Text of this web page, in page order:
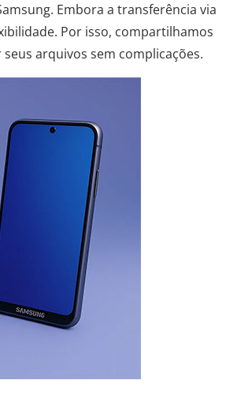
Embora a transferência via
Por isso, compartilhamos
arquivos sem complicações.